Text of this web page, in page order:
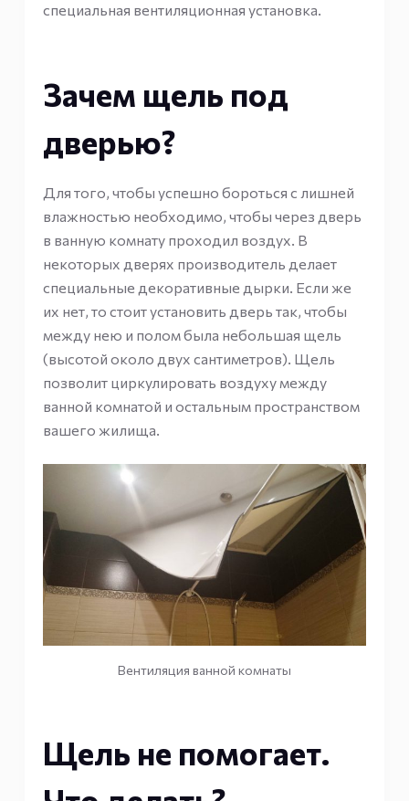
специальная вентиляционная установка.
Зачем щель под
дверью?
Для того, чтобы успешно бороться с лишней
влажностью необходимо, чтобы через дверь
в ванную комнату проходил воздух. В
некоторых дверях производитель делает
специальные декоративные дырки. Если же
их нет, то стоит установить дверь так, чтобы
между нею и полом была небольшая щель
(высотой около двух сантиметров). Щель
позволит циркулировать воздуху между
ванной комнатой и остальным пространством
вашего жилища.
Вентиляция ванной комнаты
Щель не помогает.